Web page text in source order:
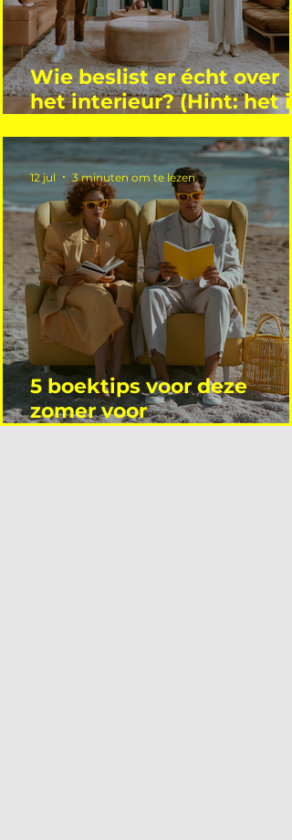
Wie beslist er écht over
het interieur? (Hint: het is
5 boektips voor deze
zomer voor
12 jul 3 minuten om te lezen